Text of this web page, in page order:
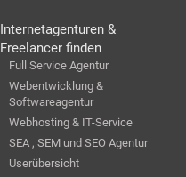
Internetagenturen &
Freelancer finden
Full Service Agentur
Webentwicklung &
Softwareagentur
Webhosting & IT-Service
SEA , SEM und SEO Agentur
Userübersicht